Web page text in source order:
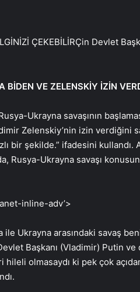
ÇEKEBİLİRÇin Devlet
BİDEN VE ZELENSKİY İZİN
Ukrayna savaşının
Zelenskiy’nin izin verdiğini
bir şekilde.” ifadesini kullandı.
Rusya-Ukrayna savaşı
inline-adv’>
ile Ukrayna arasındaki savaş
Başkanı (Vladimir) Putin ve
hileli olmasaydı ki pek çok